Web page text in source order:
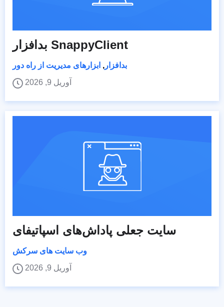
بدافزار SnappyClient
بدافزار , ابزارهای مدیریت از راه دور
آوریل 9, 2026
سایت جعلی پاداش‌های اسپاتیفای
وب سایت های سرکش
آوریل 9, 2026